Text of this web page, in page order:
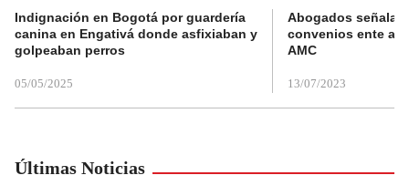
Indignación en Bogotá por guardería
canina en Engativá donde asfixiaban y
golpeaban perros
05/05/2025
Abogados
convenios ente
AMC
13/07/2023
Últimas Noticias